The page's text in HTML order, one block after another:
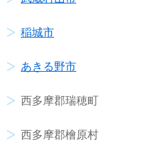
稲城市
あきる野市
西多摩郡瑞穂町
西多摩郡檜原村